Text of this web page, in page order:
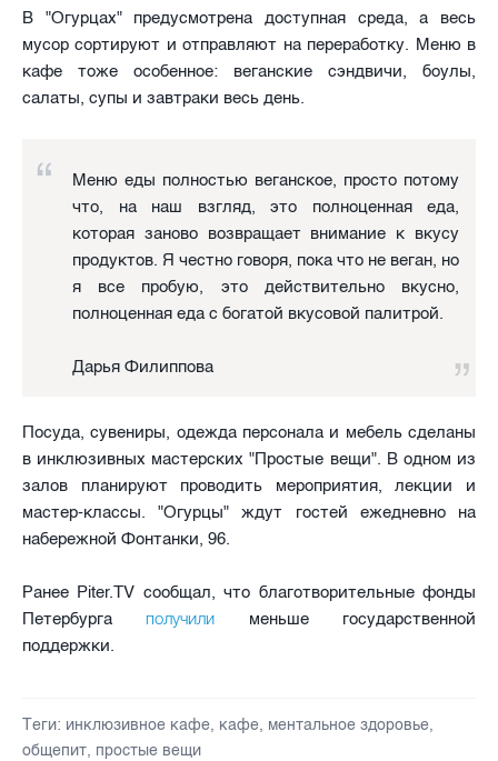
В "Огурцах" предусмотрена доступная среда, а весь
мусор сортируют и отправляют на переработку. Меню в
кафе тоже особенное: веганские сэндвичи, боулы,
салаты, супы и завтраки весь день.
Меню еды полностью веганское, просто потому
что, на наш взгляд, это полноценная еда,
которая заново возвращает внимание к вкусу
продуктов. Я честно говоря, пока что не веган, но
я все пробую, это действительно вкусно,
полноценная еда с богатой вкусовой палитрой.
Дарья Филиппова
Посуда, сувениры, одежда персонала и мебель сделаны
в инклюзивных мастерских "Простые вещи". В одном из
залов планируют проводить мероприятия, лекции и
мастер-классы. "Огурцы" ждут гостей ежедневно на
набережной Фонтанки, 96.
Ранее Piter.TV сообщал, что благотворительные фонды
Петербурга получили
меньше государственной
поддержки.
Теги: инклюзивное кафе, кафе, ментальное здоровье,
общепит, простые вещи